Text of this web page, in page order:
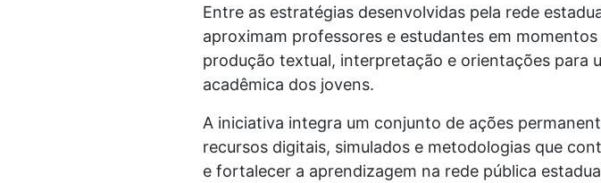
Entre as estratégias desenvolvidas pela rede
aproximam professores e estudantes em
produção textual, interpretação e orientações para
acadêmica dos jovens.
A iniciativa integra um conjunto de ações
recursos digitais, simulados e metodologias que
e fortalecer a aprendizagem na rede pública